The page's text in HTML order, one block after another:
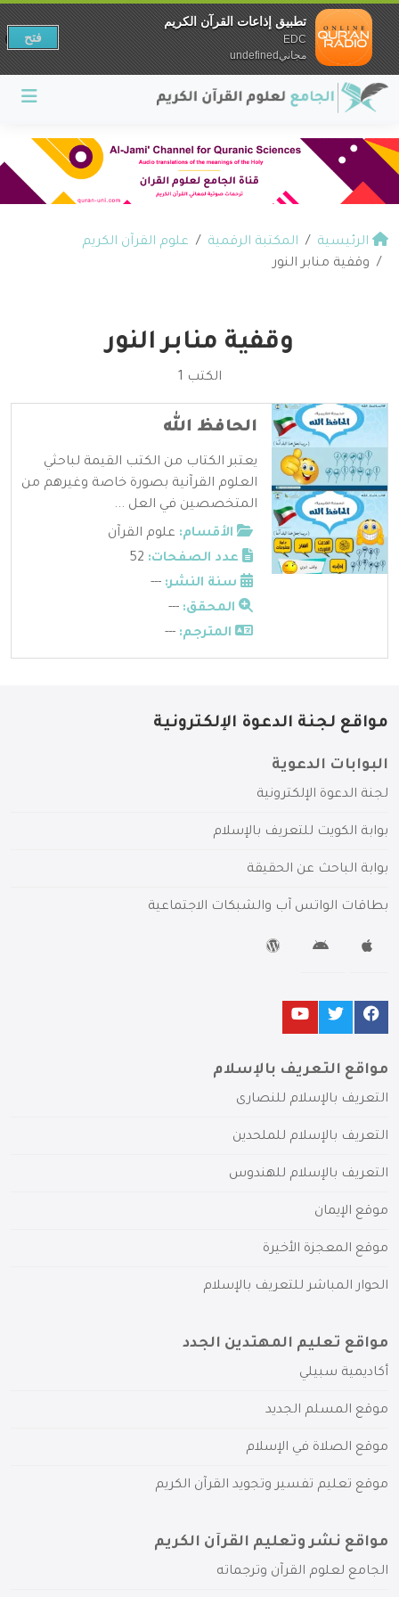
الرئيسية المكتبة الرقمية
علوم القرآن الكريم
وقفية منابر النور
وقفية منابر النور
الكتب 1
الحافظ الله
يعتبر الكتاب من الكتب القيمة لباحثي
العلوم القرآنية بصورة خاصة وغيرهم من
المتخصصين في العل ...
الأقسام: علوم القرآن
عدد الصفحات:
سنة النشر: ---
المحقق: ---
المترجم: ---
مواقع لجنة الدعوة الإلكترونية
البوابات الدعوية
لجنة الدعوة الإلكترونية
بوابة الكويت للتعريف بالإسلام
بوابة الباحث عن الحقيقة
بطاقات الواتس آب والشبكات الاجتماعية
مواقع التعريف بالإسلام
التعريف بالإسلام للنصارى
التعريف بالإسلام للملحدين
التعريف بالإسلام للهندوس
موقع الإيمان
موقع المعجزة الأخيرة
الحوار المباشر للتعريف بالإسلام
مواقع تعليم المهتدين الجدد
أكاديمية سبيلي
موقع المسلم الجديد
موقع الصلاة في الإسلام
موقع تعليم تفسير وتجويد القرآن الكريم
مواقع نشر وتعليم القرآن الكريم
الجامع لعلوم القرآن وترجماته
تطبيق إذاعات القرآن الكريم
EDC
مجانيundefined
فتح